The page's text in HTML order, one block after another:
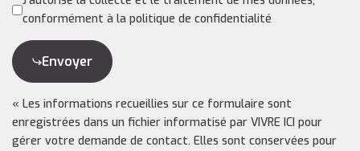
conformément à la politique de confidentialité
Envoyer
« Les informations recueillies sur ce formulaire sont
enregistrées dans un fichier informatisé par VIVRE ICI pour
gérer votre demande de contact. Elles sont conservées pour